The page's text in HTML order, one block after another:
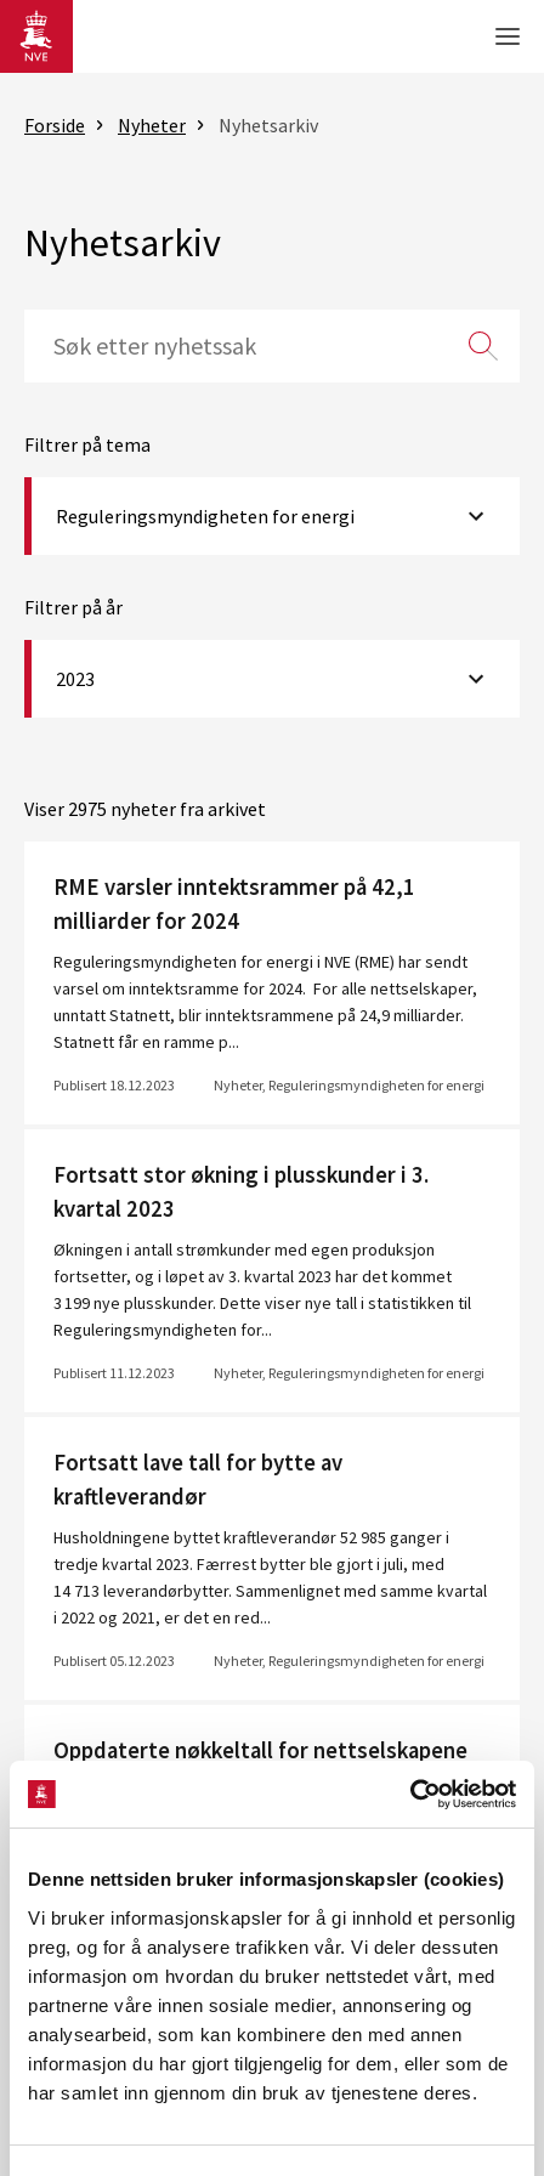
Denne nettsiden bruker informasjonskapsler (cookies)
Vi bruker informasjonskapsler for å gi innhold et personlig
preg, og for å analysere trafikken vår. Vi deler dessuten
informasjon om hvordan du bruker nettstedet vårt, med
partnerne våre innen sosiale medier, annonsering og
analysearbeid, som kan kombinere den med annen
informasjon du har gjort tilgjengelig for dem, eller som de
har samlet inn gjennom din bruk av tjenestene deres.
Gå til hovedinnhold
Forside Nyheter Nyhetsarkiv
Nyhetsarkiv
Filtrer på tema
Reguleringsmyndigheten for energi
Filtrer på år
2023
Viser 2975 nyheter fra arkivet
RME varsler inntektsrammer på 42,1
milliarder for 2024
Reguleringsmyndigheten for energi i NVE (RME) har sendt
varsel om inntektsramme for 2024. For alle nettselskaper,
unntatt Statnett, blir inntektsrammene på 24,9 milliarder.
Statnett får en ramme p...
Publisert 18.12.2023 Nyheter, Reguleringsmyndigheten for energi
Fortsatt stor økning i plusskunder i 3.
kvartal 2023
Økningen i antall strømkunder med egen produksjon
fortsetter, og i løpet av 3. kvartal 2023 har det kommet
3 199 nye plusskunder. Dette viser nye tall i statistikken til
Reguleringsmyndigheten for...
Publisert 11.12.2023 Nyheter, Reguleringsmyndigheten for energi
Fortsatt lave tall for bytte av
kraftleverandør
Husholdningene byttet kraftleverandør 52 985 ganger i
tredje kvartal 2023. Færrest bytter ble gjort i juli, med
14 713 leverandørbytter. Sammenlignet med samme kvartal
i 2022 og 2021, er det en red...
Publisert 05.12.2023 Nyheter, Reguleringsmyndigheten for energi
Oppdaterte nøkkeltall for nettselskapene
(2022)
Reguleringsmyndigheten for energi i NVE (RME) har publisert
nettselskapene. Oversikten viser en nedgang i
investeringene i transmisjon- og regionalnette...
Publisert 04.12.2023 Nyheter, Reguleringsmyndigheten for energi
AMS 2.0 - Neste generasjon smarte
strømmålere
energi i NVE (RME) oppfordrer til nytenkning, tilpasning til